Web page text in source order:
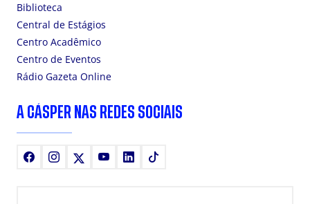
Biblioteca
Central de Estágios
Centro Acadêmico
Centro de Eventos
Rádio Gazeta Online
A CÁSPER NAS REDES SOCIAIS
FacebookInstagram YoutubeLinkedIn